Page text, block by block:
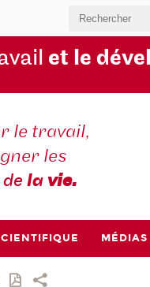
et le
le travail,
les
lavie.
MÉDIAS